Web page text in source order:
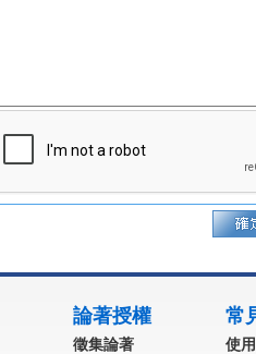
論著授權
徵集論著
常
使